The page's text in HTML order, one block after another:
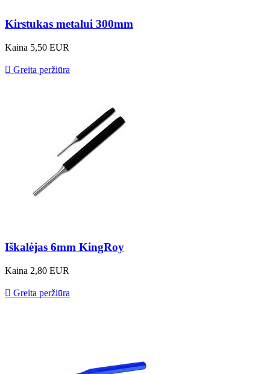
Kirstukas metalui 300mm
Kaina 5,50 EUR
 Greita peržiūra
Iškalėjas 6mm KingRoy
Kaina 2,80 EUR
 Greita peržiūra